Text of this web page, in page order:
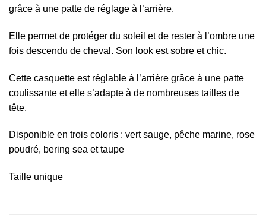
grâce à une patte de réglage à l’arrière.
Elle permet de protéger du soleil et de rester à l’ombre une
fois descendu de cheval. Son look est sobre et chic.
Cette casquette est réglable à l’arrière grâce à une patte
coulissante et elle s’adapte à de nombreuses tailles de
tête.
Disponible en trois coloris : vert sauge, pêche marine, rose
poudré, bering sea et taupe
Taille unique